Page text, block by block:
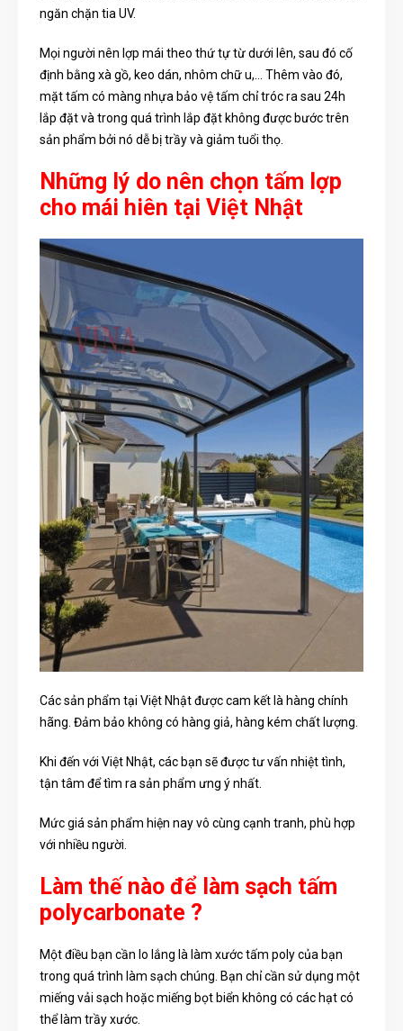
ngăn chặn tia UV.
Mọi người nên lợp mái theo thứ tự từ dưới lên, sau đó cố
định bằng xà gồ, keo dán, nhôm chữ u,… Thêm vào đó,
mặt tấm có màng nhựa bảo vệ tấm chỉ tróc ra sau 24h
lắp đặt và trong quá trình lắp đặt không được bước trên
sản phẩm bởi nó dễ bị trầy và giảm tuổi thọ.
Những lý do nên chọn tấm lợp
cho mái hiên tại Việt Nhật
Các sản phẩm tại Việt Nhật được cam kết là hàng chính
hãng. Đảm bảo không có hàng giả, hàng kém chất lượng.
Khi đến với Việt Nhật, các bạn sẽ được tư vấn nhiệt tình,
tận tâm để tìm ra sản phẩm ưng ý nhất.
Mức giá sản phẩm hiện nay vô cùng cạnh tranh, phù hợp
với nhiều người.
Làm thế nào để làm sạch tấm
polycarbonate ?
Một điều bạn cần lo lắng là làm xước tấm poly của bạn
trong quá trình làm sạch chúng. Bạn chỉ cần sử dụng một
miếng vải sạch hoặc miếng bọt biển không có các hạt có
thể làm trầy xước.